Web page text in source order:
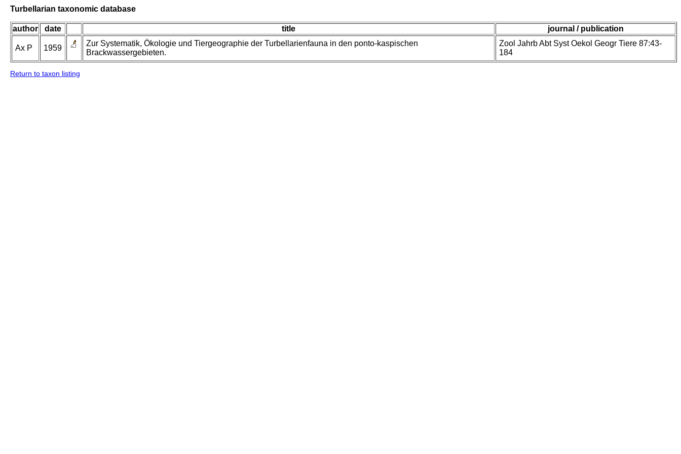
Turbellarian taxonomic database
author date title journal / publication
Ax P 1959
Zur Systematik, Ökologie und Tiergeographie der Turbellarienfauna in den ponto-kaspischen
Brackwassergebieten.
Zool Jahrb Abt Syst Oekol Geogr Tiere 87:43-
184
Return to taxon listing